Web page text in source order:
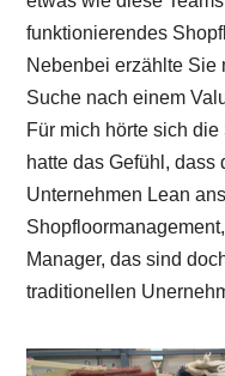
funktionierendes
Nebenbei erzählte Sie
Suche nach einem
Für mich hörte sich
hatte das Gefühl,
Unternehmen Lean
Manager, das sind
traditionellen